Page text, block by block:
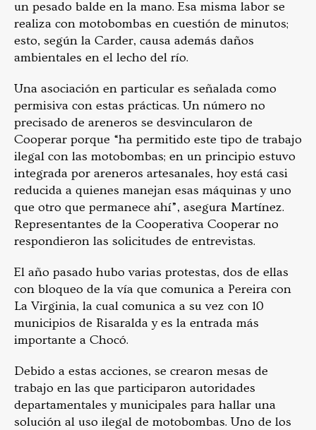
un pesado balde en la mano. Esa misma labor se
realiza con motobombas en cuestión de minutos;
esto, según la Carder, causa además daños
ambientales en el lecho del río.
Una asociación en particular es señalada como
permisiva con estas prácticas. Un número no
precisado de areneros se desvincularon de
Cooperar porque “ha permitido este tipo de trabajo
ilegal con las motobombas; en un principio estuvo
integrada por areneros artesanales, hoy está casi
reducida a quienes manejan esas máquinas y uno
que otro que permanece ahí”, asegura Martínez.
Representantes de la Cooperativa Cooperar no
respondieron las solicitudes de entrevistas.
El año pasado hubo varias protestas, dos de ellas
con bloqueo de la vía que comunica a Pereira con
La Virginia, la cual comunica a su vez con 10
municipios de Risaralda y es la entrada más
importante a Chocó.
Debido a estas acciones, se crearon mesas de
trabajo en las que participaron autoridades
departamentales y municipales para hallar una
solución al uso ilegal de motobombas. Uno de los